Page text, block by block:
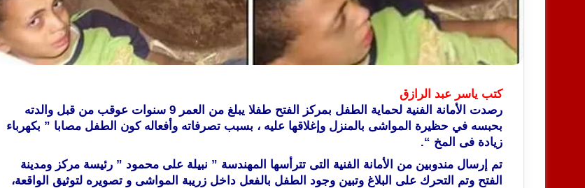
كتب ياسر عبد الرازق
رصدت الأمانة الفنية لحماية الطفل بمركز الفتح طفلا يبلغ من العمر 9 سنوات عوقب من قبل والدته
بحبسه في حظيرة المواشى بالمنزل وإغلاقها عليه ، بسبب تصرفاته وأفعاله كون الطفل مصابا ” بكهرباء
زيادة فى المخ “.
تم إرسال مندوبين من الأمانة الفنية التى تترأسها المهندسة ” نبيلة على محمود ” رئيسة مركز ومدينة
الفتح وتم التحرك على البلاغ وتبين وجود الطفل بالفعل داخل زريبة المواشى و تصويره لتوثيق الواقعة،